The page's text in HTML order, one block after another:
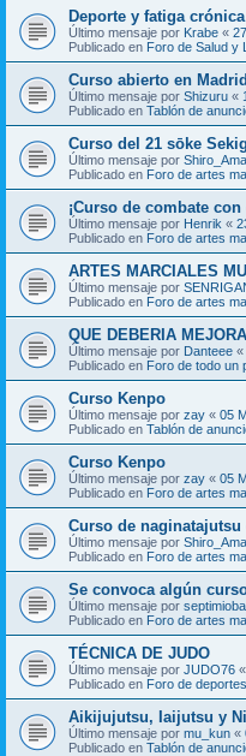
Deporte y fatiga crónica
Último mensaje por Krabe «
Publicado en Foro de Salud y
Curso abierto en
Último mensaje por Shizuru «
Publicado en Tablón de
Curso del 21 sōke
Último mensaje por
Publicado en Foro de artes
¡Curso de combate
Último mensaje por Henrik «
Publicado en Foro de artes
ARTES MARCIALES
Último mensaje por
Publicado en Foro de artes
QUE DEBERIA
Último mensaje por Danteee «
Publicado en Foro de todo un
Curso Kenpo
Último mensaje por zay « 05
Publicado en Tablón de
Curso Kenpo
Último mensaje por zay « 05
Publicado en Foro de artes
Curso de
Último mensaje por
Publicado en Foro de artes
Se convoca algún
Último mensaje por
Publicado en Foro de artes
TÉCNICA DE JUDO
Último mensaje por JUDO76 «
Publicado en Foro de
Aikijujutsu, Iaijutsu y
Último mensaje por mu_kun «
Publicado en Tablón de